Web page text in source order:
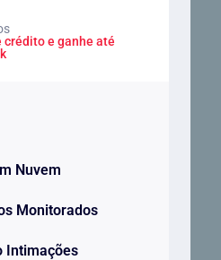
crédito e ganhe até
Nuvem
Monitorados
Intimações